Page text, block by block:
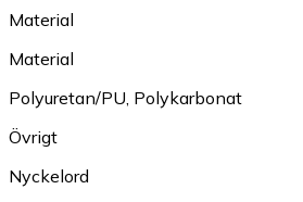
Material
Material
Polyuretan/PU Polykarbonat
Övrigt
Nyckelord